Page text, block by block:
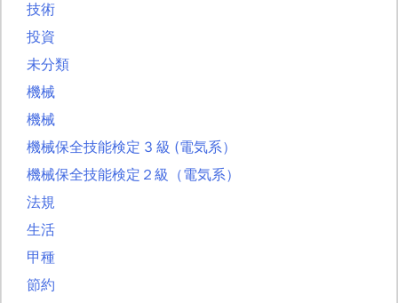
技術
投資
未分類
機械
機械
機械保全技能検定 3 級 (電気系）
機械保全技能検定２級（電気系）
法規
生活
甲種
節約